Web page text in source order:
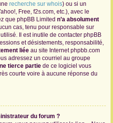
recherche sur whois) ou si un
Free, f2s.com, etc.), avec le
que phpBB Limited n’a absolument
cas, tenu pour responsable sur
Il est inutile de contacter phpBB
et désistements, responsabilité,
liée au site Internet phpbb.com
adressez un courriel au groupe
tierce partie de ce logiciel vous
courte voire à aucune réponse du
du forum ?